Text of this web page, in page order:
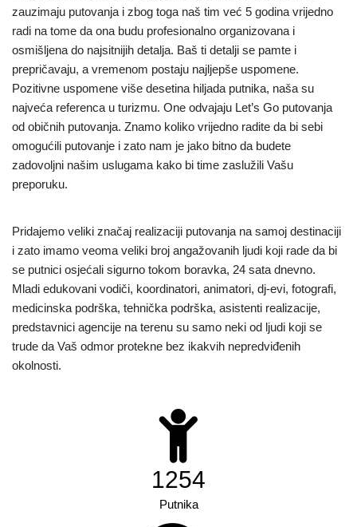
zauzimaju putovanja i zbog toga naš tim već 5 godina vrijedno
radi na tome da ona budu profesionalno organizovana i
osmišljena do najsitnijih detalja. Baš ti detalji se pamte i
prepričavaju, a vremenom postaju najljepše uspomene.
Pozitivne uspomene više desetina hiljada putnika, naša su
najveća referenca u turizmu. One odvajaju Let’s Go putovanja
od običnih putovanja. Znamo koliko vrijedno radite da bi sebi
omogućili putovanje i zato nam je jako bitno da budete
zadovoljni našim uslugama kako bi time zaslužili Vašu
preporuku.
Pridajemo veliki značaj realizaciji putovanja na samoj destinaciji
i zato imamo veoma veliki broj angažovanih ljudi koji rade da bi
se putnici osjećali sigurno tokom boravka, 24 sata dnevno.
Mladi edukovani vodiči, koordinatori, animatori, dj-evi, fotografi,
medicinska podrška, tehnička podrška, asistenti realizacije,
predstavnici agencije na terenu su samo neki od ljudi koji se
trude da Vaš odmor protekne bez ikakvih nepredviđenih
okolnosti.
1897
Putnika